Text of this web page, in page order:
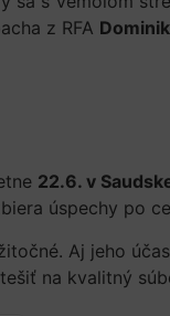
z RFA
22.6. v
úspechy po
Aj jeho
na kvalitný